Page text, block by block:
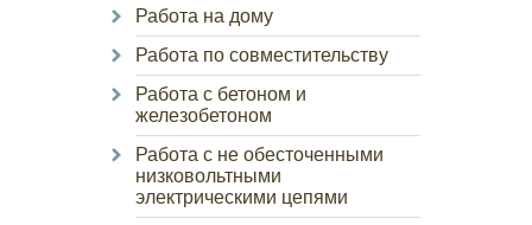
Работа на дому
Работа по совместительству
Работа с бетоном и
железобетоном
Работа с не обесточенными
низковольтными
электрическими цепями